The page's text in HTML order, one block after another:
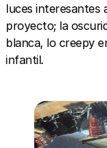
luces interesantes
proyecto; la
blanca, lo creepy
infantil.